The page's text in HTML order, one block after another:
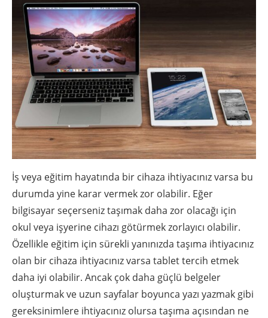
İş veya eğitim hayatında bir cihaza ihtiyacınız varsa bu
durumda yine karar vermek zor olabilir. Eğer
bilgisayar seçerseniz taşımak daha zor olacağı için
okul veya işyerine cihazı götürmek zorlayıcı olabilir.
Özellikle eğitim için sürekli yanınızda taşıma ihtiyacınız
olan bir cihaza ihtiyacınız varsa tablet tercih etmek
daha iyi olabilir. Ancak çok daha güçlü belgeler
oluşturmak ve uzun sayfalar boyunca yazı yazmak gibi
gereksinimlere ihtiyacınız olursa taşıma açısından ne